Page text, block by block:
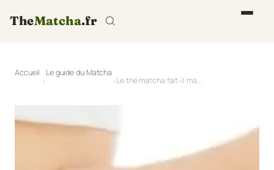
TheMatcha.fr
Accueil Le guide du Matcha
Le thé matcha fait-il maigrir ? Matcha et perte de poids